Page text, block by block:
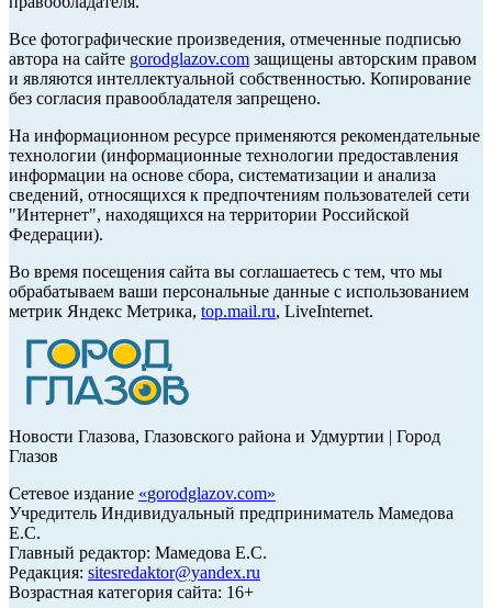
Все фотографические произведения, отмеченные подписью
автора на сайте gorodglazov.com защищены авторским правом
и являются интеллектуальной собственностью. Копирование
без согласия правообладателя запрещено.
На информационном ресурсе применяются рекомендательные
технологии (информационные технологии предоставления
информации на основе сбора, систематизации и анализа
сведений, относящихся к предпочтениям пользователей сети
"Интернет", находящихся на территории Российской
Федерации).
Во время посещения сайта вы соглашаетесь с тем, что мы
обрабатываем ваши персональные данные с использованием
метрик Яндекс Метрика, top.mail.ru, LiveInternet.
Новости Глазова, Глазовского района и Удмуртии | Город
Глазов
Сетевое издание «gorodglazov.com»
Учредитель Индивидуальный предприниматель Мамедова
Е.С.
Главный редактор: Мамедова Е.С.
Редакция: sitesredaktor@yandex.ru
Возрастная категория сайта: 16+